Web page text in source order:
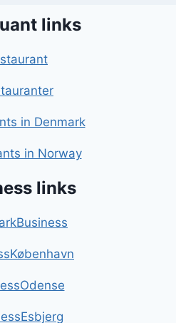
links
in Denmark
in Norway
links